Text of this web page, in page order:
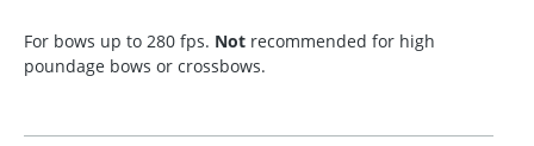
For bows up to 280 fps. Not recommended for high
poundage bows or crossbows.